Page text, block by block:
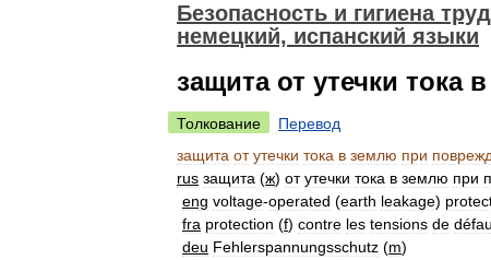
Безопасность и гигиена
немецкий, испанский языки
защита от утечки
Толкование
Перевод
защита от утечки тока в землю при
rus защита (ж) от утечки тока в землю при
eng voltage-operated (earth leakage)
fra protection (f) contre les tensions de
deu Fehlerspannungsschutz (m)